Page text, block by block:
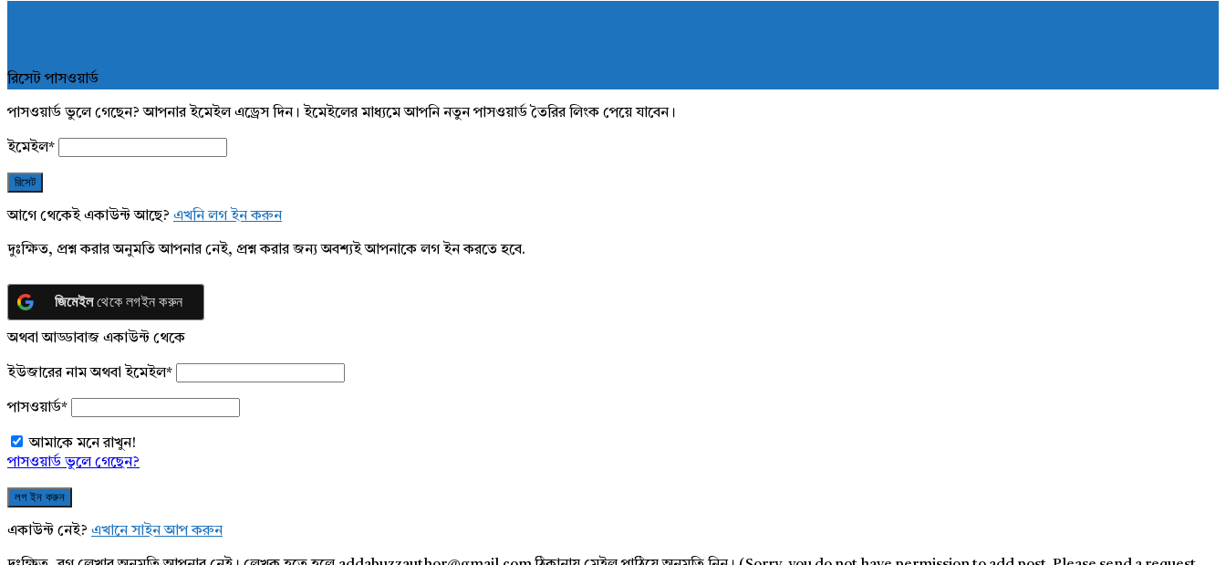
রিসেট পাসওয়ার্ড
পাসওয়ার্ড ভুলে গেছেন? আপনার ইমেইল এড্রেস দিন। ইমেইলের মাধ্যমে আপনি নতুন পাসওয়ার্ড তৈরির লিংক পেয়ে যাবেন।
ইমেইল*
আগে থেকেই একাউন্ট আছে? এখনি লগ ইন করুন
দুঃক্ষিত, প্রশ্ন করার অনুমতি আপনার নেই, প্রশ্ন করার জন্য অবশ্যই আপনাকে লগ ইন করতে হবে.
জিমেইলথেকে লগইন করুন
অথবা আড্ডাবাজ একাউন্ট থেকে
ইউজারের নাম অথবা ইমেইল*
পাসওয়ার্ড*
আমাকে মনে রাখুন!
পাসওয়ার্ড ভুলে গেছেন?
একাউন্ট নেই? এখানে সাইন আপ করুন